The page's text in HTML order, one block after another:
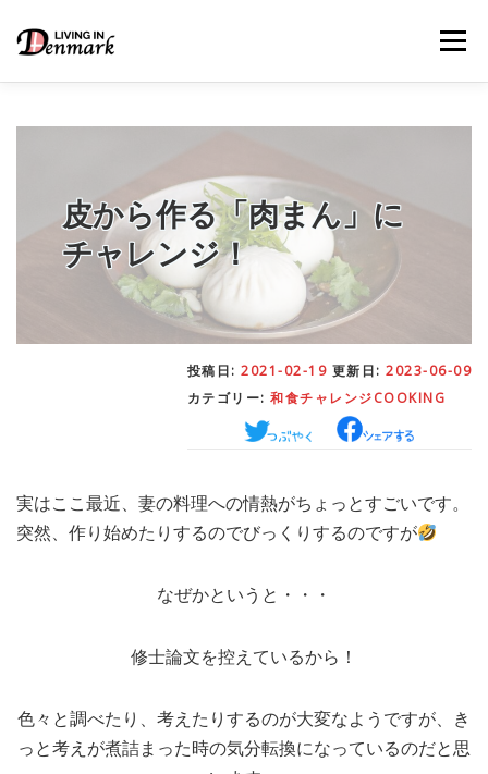
メニュー
– 生活便利帳 FOOD
STUDY– 留学関連情報
WORK– デンマークの働き方
– 日本人の考察
MEDIA– メディア掲載 TRAVEL – 旅行
– 日常ブログ
ABOUT US - サイトについて
皮から作る「肉まん」に
チャレンジ！
投稿日: 2021-02-19 更新日: 2023-06-09
カテゴリー: 和食チャレンジCOOKING
実はここ最近、妻の料理への情熱がちょっとすごいです。
突然、作り始めたりするのでびっくりするのですが
なぜかというと・・・
修士論文を控えているから！
色々と調べたり、考えたりするのが大変なようですが、き
っと考えが煮詰まった時の気分転換になっているのだと思